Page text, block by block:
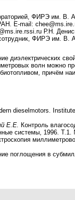
ФИРЭ им. В.
E-mail:
Р.Н.
ФИРЭ им. В.
диэлектрических
волн можно
причём
dieselmotors.
Е.Е. Контроль
системы, 1996.
поглощения в